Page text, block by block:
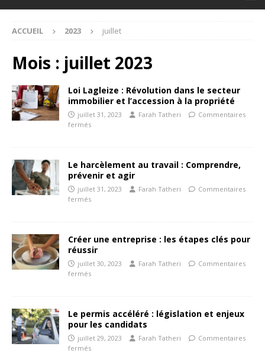
ACCUEIL 2023 juillet
Mois : juillet 2023
Loi Lagleize : Révolution dans le secteur
immobilier et l’accession à la propriété
juillet 31, 2023 Farah Tatheri
Commentaires
fermés
Le harcèlement au travail : Comprendre,
prévenir et agir
juillet 31, 2023 Farah Tatheri
Commentaires
fermés
Créer une entreprise : les étapes clés pour
réussir
juillet 30, 2023 Farah Tatheri
Commentaires
fermés
Le permis accéléré : législation et enjeux
pour les candidats
juillet 29, 2023 Farah Tatheri
Commentaires
fermés